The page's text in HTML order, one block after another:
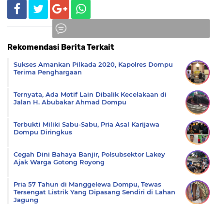
Rekomendasi Berita Terkait
Sukses Amankan Pilkada 2020, Kapolres Dompu
Terima Penghargaan
Ternyata, Ada Motif Lain Dibalik Kecelakaan di
Jalan H. Abubakar Ahmad Dompu
Terbukti Miliki Sabu-Sabu, Pria Asal Karijawa
Dompu Diringkus
Cegah Dini Bahaya Banjir, Polsubsektor Lakey
Ajak Warga Gotong Royong
Pria 57 Tahun di Manggelewa Dompu, Tewas
Tersengat Listrik Yang Dipasang Sendiri di Lahan
Jagung